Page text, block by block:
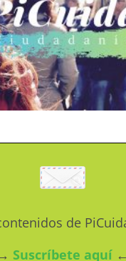
de
Suscríbete aquí ←